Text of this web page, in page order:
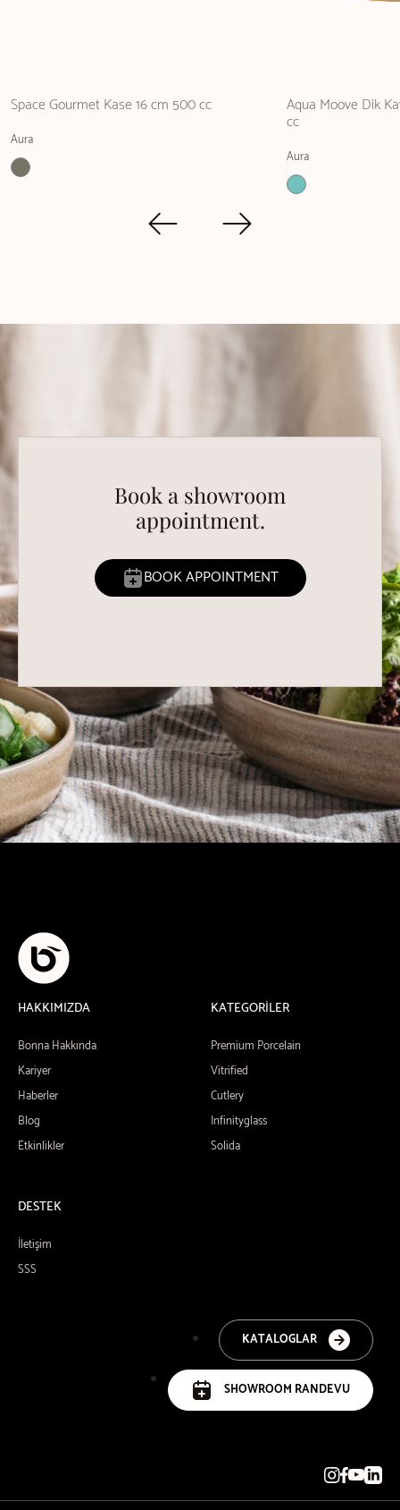
Space Gourmet Kase 16 cm 500 cc
Aura
Aqua Moove Dik
cc
Aura
Book a showroom
appointment.
BOOK APPOINTMENT
HAKKIMIZDA
Bonna Hakkında
Kariyer
Haberler
Blog
Etkinlikler
KATEGORİLER
Premium Porcelain
Vitrified
Cutlery
Infinityglass
Solida
DESTEK
İletişim
SSS
KATALOGLAR
SHOWROOM RANDEVU